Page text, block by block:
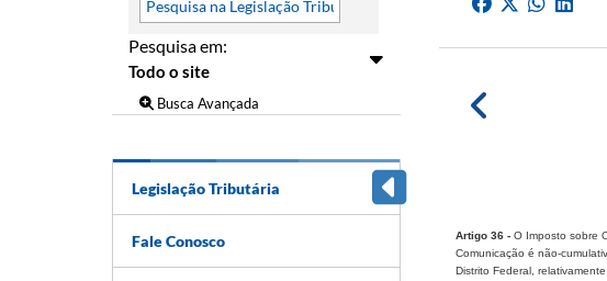
Pesquisa em:
Busca Avançada
Legislação Tributária
Fale Conosco Artigo 36 - O Imposto sobre
Comunicação é não-
Distrito Federal,